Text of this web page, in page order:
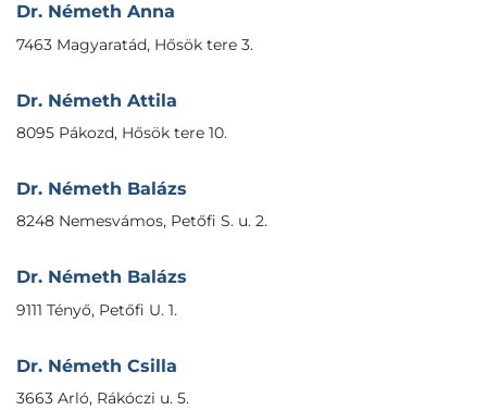
Dr. Németh Anna
7463 Magyaratád, Hősök tere 3.
Dr. Németh Attila
8095 Pákozd, Hősök tere 10.
Dr. Németh Balázs
8248 Nemesvámos, Petőfi S. u. 2.
Dr. Németh Balázs
9111 Tényő, Petőfi U. 1.
Dr. Németh Csilla
3663 Arló, Rákóczi u. 5.